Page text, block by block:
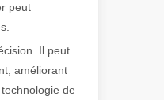
peut
Il peut
améliorant
de